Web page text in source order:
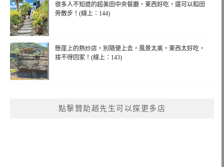
很多人不知道的超美田中央餐廳，東西好吃，還可以稻田
旁散步！(線上：144)
懸崖上的熱炒店，別隨便上去，風景太美，東西太好吃，
捨不得回家！(線上：143)
點擊贊助趙先生可以探更多店